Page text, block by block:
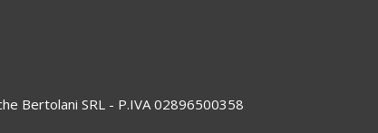
Bertolani SRL - P.IVA 02896500358